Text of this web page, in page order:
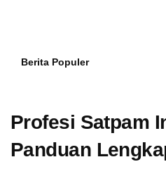
Berita Populer
Profesi Satpam
Panduan